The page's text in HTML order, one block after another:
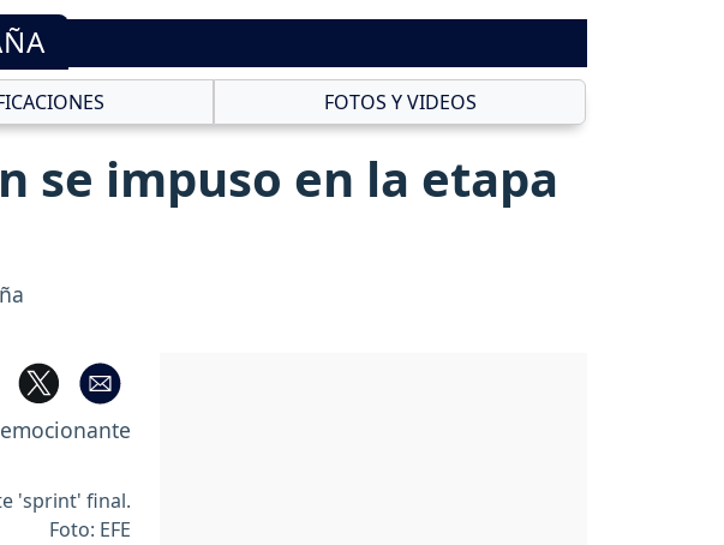
FOTOS Y VIDEOS
se impuso en la etapa
'sprint' final.
Foto: EFE